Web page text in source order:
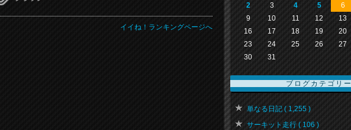
イイね！ランキングページへ
2
3 4 5 6
9
10 11 12 13
16
17 18 19 20
23
24 25 26 27
30
31
ブログカテゴリー
単なる日記 ( 1,255 )
サーキット走行 ( 106 )